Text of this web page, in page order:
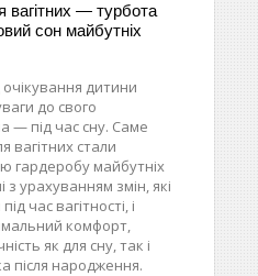
вагітних — турбота
сон майбутніх
дитини
до свого
— під час сну. Саме
вагітних стали
гардеробу майбутніх
урахуванням змін, які
час вагітності, і
комфорт,
як для сну, так і
після народження.